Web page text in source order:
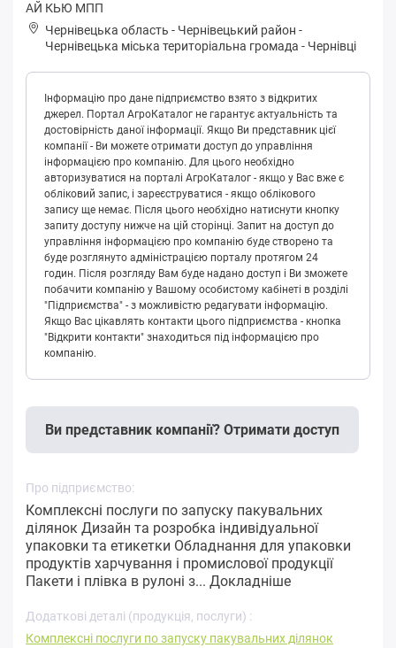
АЙ КЬЮ МПП
Чернівецька область - Чернівецький район -
Чepнівeцькa міська територіальна громада - Чернівці
Інформацію про дане підприємство взято з відкритих
джерел. Портал АгроКаталог не гарантує актуальність та
достовірність даної інформації. Якщо Ви представник цієї
компанії - Ви можете отримати доступ до управління
інформацією про компанію. Для цього необхідно
авторизуватися на порталі АгроКаталог - якщо у Вас вже є
обліковий запис, і зареєструватися - якщо облікового
запису ще немає. Після цього необхідно натиснути кнопку
запиту доступу нижче на цій сторінці. Запит на доступ до
управління інформацією про компанію буде створено та
буде розглянуто адміністрацією порталу протягом 24
годин. Після розгляду Вам буде надано доступ і Ви зможете
побачити компанію у Вашому особистому кабінеті в розділі
"Підприємства" - з можливістю редагувати інформацію.
Якщо Вас цікавлять контакти цього підприємства - кнопка
"Відкрити контакти" знаходиться під інформацією про
компанію.
Ви представник компанії? Отримати доступ
Про підприємство:
Комплексні послуги по запуску пакувальних
ділянок Дизайн та розробка індивідуальної
упаковки та етикетки Обладнання для упаковки
продуктів харчування і промислової продукції
Пакети і плівка в рулоні з... Докладніше
Додаткові деталі (продукція, послуги) :
Комплексні послуги по запуску пакувальних ділянок